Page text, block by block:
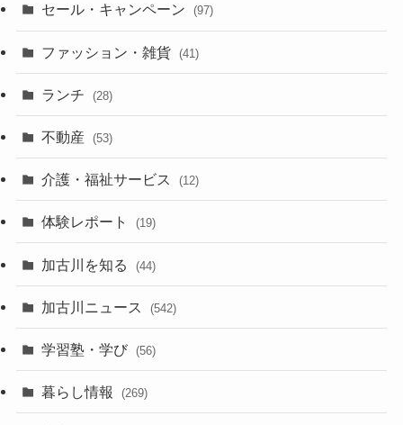
セール・キャンペーン (97)
ファッション・雑貨 (41)
ランチ (28)
不動産 (53)
介護・福祉サービス (12)
体験レポート (19)
加古川を知る (44)
加古川ニュース (542)
学習塾・学び (56)
暮らし情報 (269)